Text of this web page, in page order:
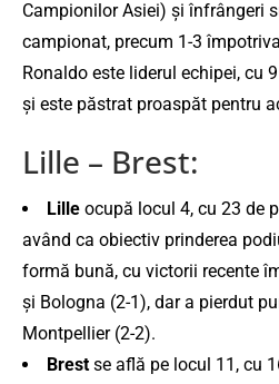
Campionilor Asiei) și înfrângeri
campionat, precum 1-3
Ronaldo este liderul echipei, cu
și este păstrat proaspăt pentru
Lille – Brest:
Lille ocupă locul 4, cu 23 de
având ca obiectiv prinderea
formă bună, cu victorii recente
și Bologna (2-1), dar a pierdut
Montpellier (2-2).
Brest se află pe locul 11, cu